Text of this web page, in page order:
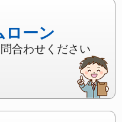
ローン
合わせください